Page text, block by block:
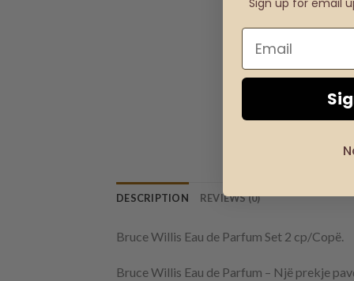
DESCRIPTION REVIEWS (0)
Bruce Willis Eau de Parfum Set 2 cp/Copë.
Bruce Willis Eau de Parfum – Një prekje
Sign up for email